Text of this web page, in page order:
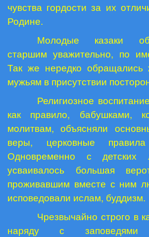
чувства гордости за их
Родине.
Молодые казаки
старшим уважительно, по
Так же нередко
мужьям в присутствии
Религиозное
как правило, бабушками,
молитвам, объясняли
веры, церковные
Одновременно с детских
усваивалось большая
проживавшим вместе с ним
исповедовали ислам, буддизм.
Чрезвычайно строго в
наряду с заповедями